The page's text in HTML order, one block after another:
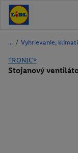
/ Vyhrievanie,
TRONIC®
Stojanový